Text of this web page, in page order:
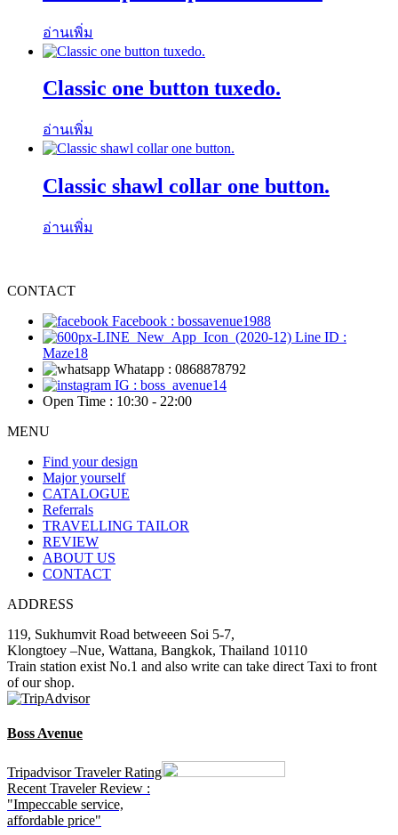
อ่านเพิ่ม
Classic one button tuxedo.
อ่านเพิ่ม
Classic shawl collar one button.
อ่านเพิ่ม
CONTACT
Facebook : bossavenue1988
Line ID :
Maze18
Whatapp : 0868878792
IG : boss_avenue14
Open Time : 10:30 - 22:00
MENU
Find your design
Major yourself
CATALOGUE
Referrals
TRAVELLING TAILOR
REVIEW
ABOUT US
CONTACT
ADDRESS
119, Sukhumvit Road betweeen Soi 5-7,
Klongtoey –Nue, Wattana, Bangkok, Thailand 10110
Train station exist No.1 and also write can take direct Taxi to front
of our shop.
Boss Avenue
Tripadvisor Traveler Rating
Recent Traveler Review :
"Impeccable service,
affordable price"